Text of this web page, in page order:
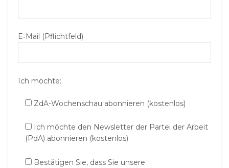
E‑Mail (Pflichtfeld)
Ich möchte:
ZdA-Wochenschau abonnieren (kostenlos)
Ich möchte den Newsletter der Partei der Arbeit
(PdA) abonnieren (kostenlos)
Bestätigen Sie, dass Sie unsere